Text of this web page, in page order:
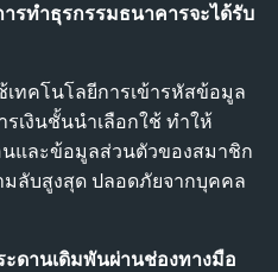
รทำธุรกรรมธนาคารจะได้รับ
เทคโนโลยีการเข้ารหัสข้อมูล
เงินชั้นนำเลือกใช้ ทำให้
นและข้อมูลส่วนตัวของสมาชิก
ลับสูงสุด ปลอดภัยจากบุคคล
ดานเดิมพันผ่านช่องทางมือ